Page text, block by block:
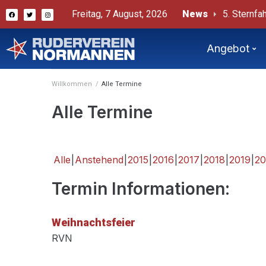
Freitag, 7 August, 2026 News 5.
#
Bericht
Angebot
Willkommen / Alle Termine
Alle Termine
Alle Anstehend 2015 2016 2017 2018 2019
Termin Informationen:
Weihnachtsfeier
RVN